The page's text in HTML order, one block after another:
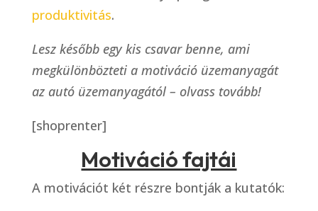
produktivitás.
Lesz később egy kis csavar benne, ami
megkülönbözteti a motiváció üzemanyagát
az autó üzemanyagától – olvass tovább!
[shoprenter]
Motiváció fajtái
A motivációt két részre bontják a kutatók: